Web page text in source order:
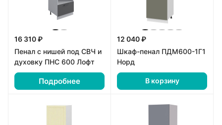
16 310 ₽
Пенал с нишей под СВЧ и
духовку ПНС 600 Лофт
Подробнее
12 040 ₽
Шкаф-пенал ПДМ600-1Г1
Норд
В корзину